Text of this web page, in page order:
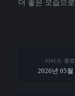
더 좋은 모습으
서비스 종
2026년 05월